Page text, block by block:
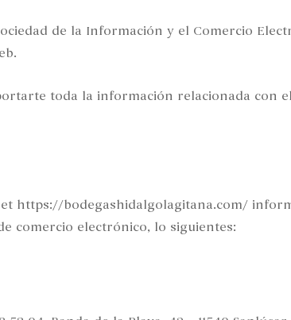
de la Información y el Comercio
toda la información relacionada con
https://bodegashidalgolagitana.com/
comercio electrónico, lo siguientes: